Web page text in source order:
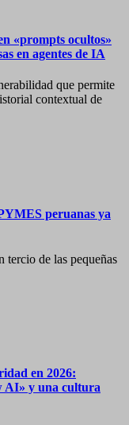
«prompts ocultos»
en agentes de IA
que permite
contextual de
peruanas ya
tercio de las pequeñas
en 2026:
AI» y una cultura